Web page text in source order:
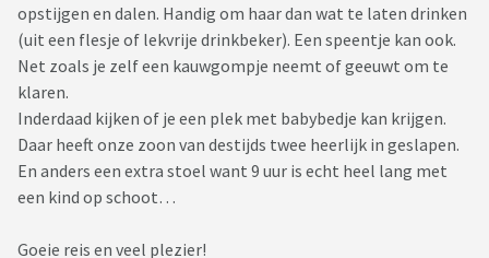
opstijgen en dalen. Handig om haar dan wat te laten drinken
(uit een flesje of lekvrije drinkbeker). Een speentje kan ook.
Net zoals je zelf een kauwgompje neemt of geeuwt om te
klaren.
Inderdaad kijken of je een plek met babybedje kan krijgen.
Daar heeft onze zoon van destijds twee heerlijk in geslapen.
En anders een extra stoel want 9 uur is echt heel lang met
een kind op schoot…
Goeie reis en veel plezier!